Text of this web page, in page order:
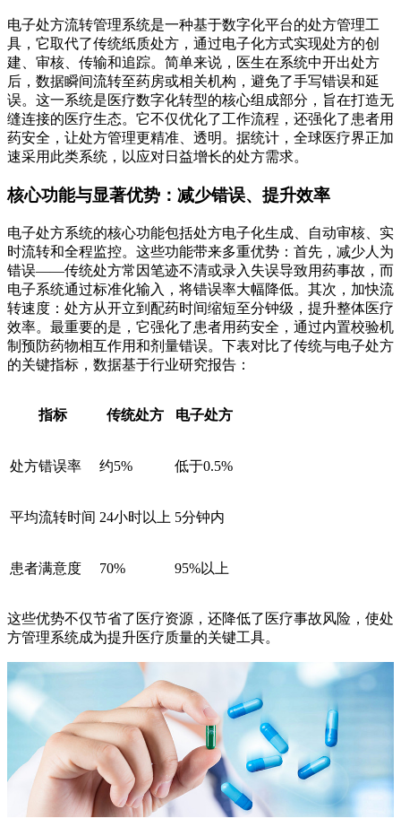
电子处方流转管理系统是一种基于数字化平台的处方管理工
具，它取代了传统纸质处方，通过电子化方式实现处方的创
建、审核、传输和追踪。简单来说，医生在系统中开出处方
后，数据瞬间流转至药房或相关机构，避免了手写错误和延
误。这一系统是医疗数字化转型的核心组成部分，旨在打造无
缝连接的医疗生态。它不仅优化了工作流程，还强化了患者用
药安全，让处方管理更精准、透明。据统计，全球医疗界正加
速采用此类系统，以应对日益增长的处方需求。
核心功能与显著优势：减少错误、提升效率
电子处方系统的核心功能包括处方电子化生成、自动审核、实
时流转和全程监控。这些功能带来多重优势：首先，减少人为
错误——传统处方常因笔迹不清或录入失误导致用药事故，而
电子系统通过标准化输入，将错误率大幅降低。其次，加快流
转速度：处方从开立到配药时间缩短至分钟级，提升整体医疗
效率。最重要的是，它强化了患者用药安全，通过内置校验机
制预防药物相互作用和剂量错误。下表对比了传统与电子处方
的关键指标，数据基于行业研究报告：
指标 传统处方 电子处方
处方错误率 约5% 低于0.5%
平均流转时间 24小时以上 5分钟内
患者满意度 70% 95%以上
这些优势不仅节省了医疗资源，还降低了医疗事故风险，使处
方管理系统成为提升医疗质量的关键工具。